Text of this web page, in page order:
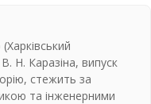
Н. Каразіна, випуск
стежить за
та інженерними